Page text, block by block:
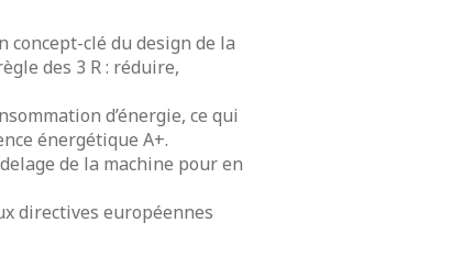
concept-clé du design de la
des 3 R : réduire,
d’énergie, ce qui
énergétique A+.
de la machine pour en
directives européennes